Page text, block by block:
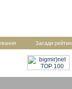
Засади